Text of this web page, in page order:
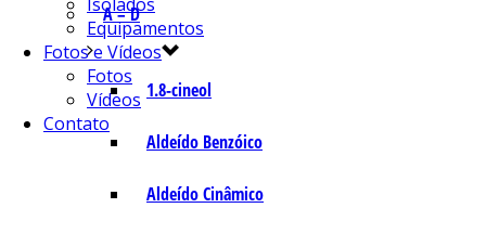
A – D
1.8-cineol
Aldeído Benzóico
Aldeído Cinâmico
Equipamentos
Fotos e Vídeos
Fotos
Vídeos
Contato